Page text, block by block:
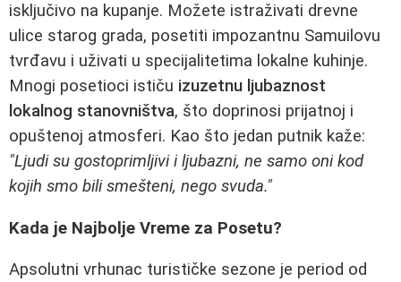
isključivo na kupanje. Možete istraživati drevne
ulice starog grada, posetiti impozantnu Samuilovu
tvrđavu i uživati u specijalitetima lokalne kuhinje.
Mnogi posetioci ističu izuzetnu ljubaznost
lokalnog stanovništva, što doprinosi prijatnoj i
opuštenoj atmosferi. Kao što jedan putnik kaže:
"Ljudi su gostoprimljivi i ljubazni, ne samo oni kod
kojih smo bili smešteni, nego svuda."
Kada je Najbolje Vreme za Posetu?
Apsolutni vrhunac turističke sezone je period od